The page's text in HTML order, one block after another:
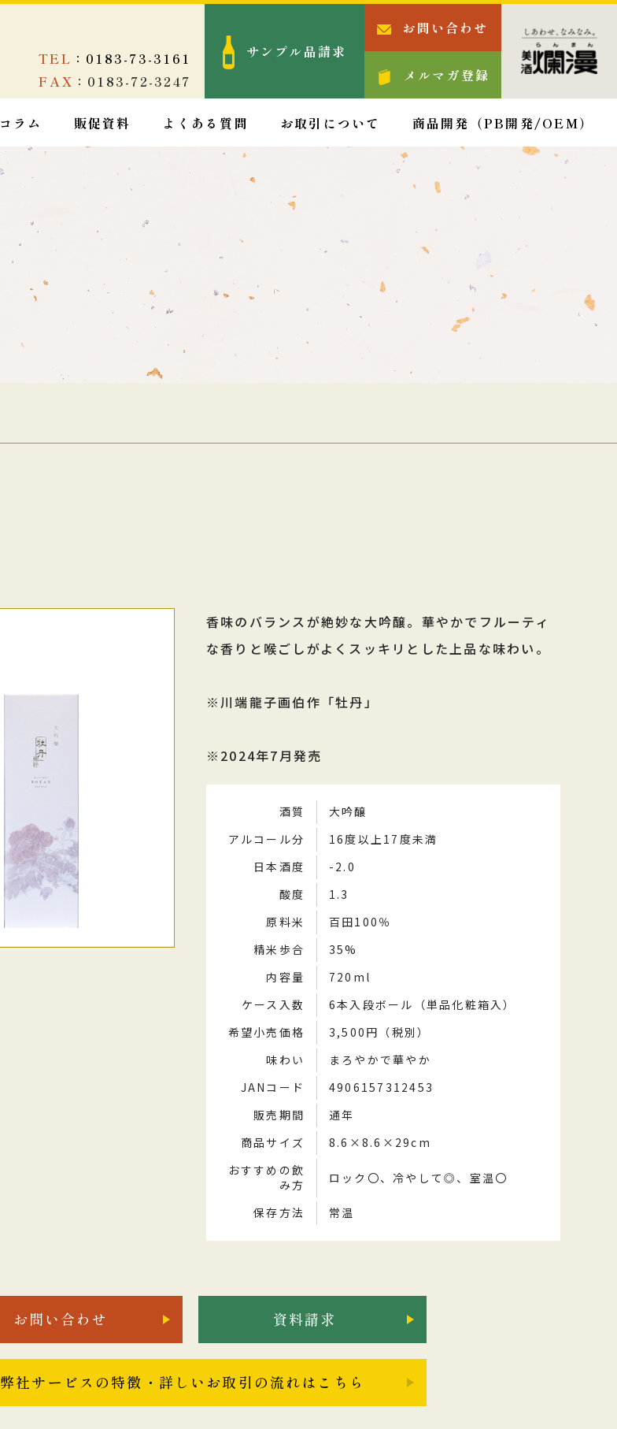
TEL ：0183-73-3161
FAX ：0183-72-3247
サンプル品請求
お問い合わせ
メルマガ登録
コラム 販促資料 よくある質問 お取引について 商品開発（PB開発/OEM）
香味のバランスが絶妙な大吟醸。華やかでフルーティ
な香りと喉ごしがよくスッキリとした上品な味わい。
※川端龍子画伯作「牡丹」
※2024年7月発売
酒質
大吟醸
アルコール分
16度以上17度未満
日本酒度
-2.0
酸度
1.3
原料米
百田100％
精米歩合
35%
内容量
720ml
ケース入数
6本入段ボール（単品化粧箱入）
希望小売価格
3,500円（税別）
味わい
まろやかで華やか
JANコード
4906157312453
販売期間
通年
商品サイズ
8.6×8.6×29cm
おすすめの飲
み方
ロック〇、冷やして◎、室温〇
保存方法 常温
お問い合わせ 資料請求
弊社サービスの特徴・詳しいお取引の流れはこちら